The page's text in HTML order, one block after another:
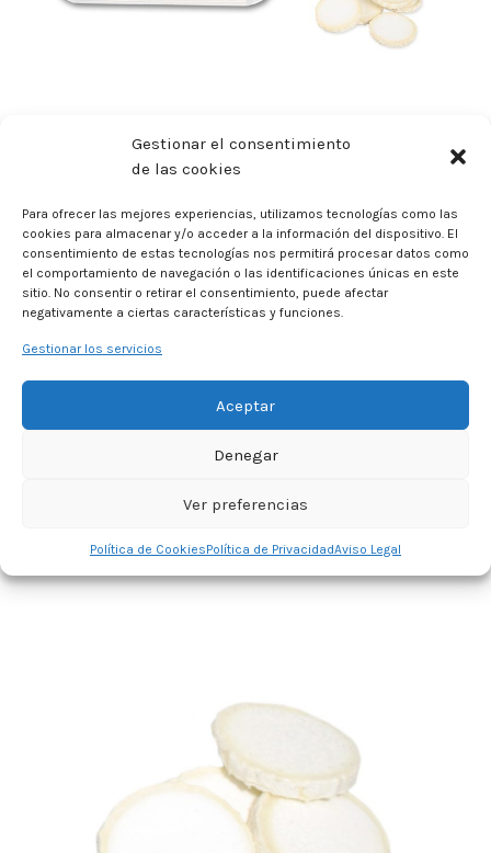
Gestionar el consentimiento
de las cookies
Para ofrecer las mejores experiencias, utilizamos tecnologías como las
cookies para almacenar y/o acceder a la información del dispositivo. El
consentimiento de estas tecnologías nos permitirá procesar datos como
el comportamiento de navegación o las identificaciones únicas en este
sitio. No consentir o retirar el consentimiento, puede afectar
negativamente a ciertas características y funciones.
Gestionar los servicios
Aceptar
Denegar
Ver preferencias
Política de CookiesPolítica de PrivacidadAviso Legal